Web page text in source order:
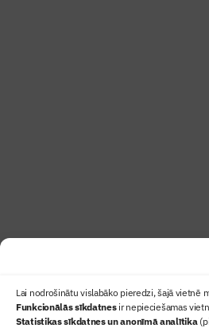
Lai nodrošinātu vislabāko pieredzi, šajā vietnē
Funkcionālās sīkdatnesir nepieciešamas
Statistikas sīkdatnes un anonīmā analītika